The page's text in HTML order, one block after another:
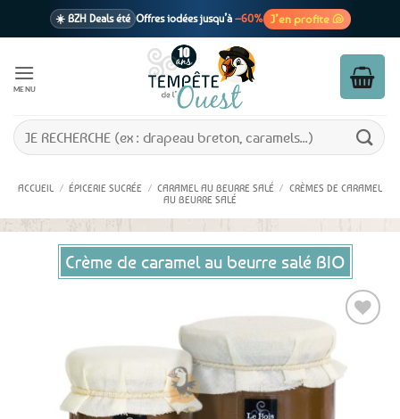
☀️ BZH Deals été Offres iodées jusqu’à –60% J’en profite 🐚
1 cadeau offertdès 39€ d’achats
En point relais dès 3,95€ seulement
MENU
Recherche
pour :
ACCUEIL / ÉPICERIE SUCRÉE / CARAMEL AU BEURRE SALÉ / CRÈMES DE CARAMEL
AU BEURRE SALÉ
Crème de caramel au beurre salé BIO
Ajouter